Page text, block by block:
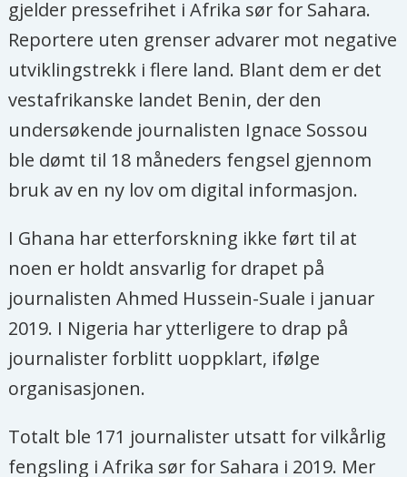
gjelder pressefrihet i Afrika sør for Sahara.
Reportere uten grenser advarer mot negative
utviklingstrekk i flere land. Blant dem er det
vestafrikanske landet Benin, der den
undersøkende journalisten Ignace Sossou
ble dømt til 18 måneders fengsel gjennom
bruk av en ny lov om digital informasjon.
I Ghana har etterforskning ikke ført til at
noen er holdt ansvarlig for drapet på
journalisten Ahmed Hussein-Suale i januar
2019. I Nigeria har ytterligere to drap på
journalister forblitt uoppklart, ifølge
organisasjonen.
Totalt ble 171 journalister utsatt for vilkårlig
fengsling i Afrika sør for Sahara i 2019. Mer